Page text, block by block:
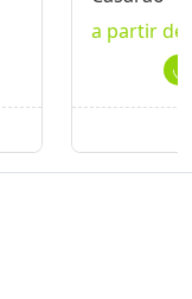
a partir de